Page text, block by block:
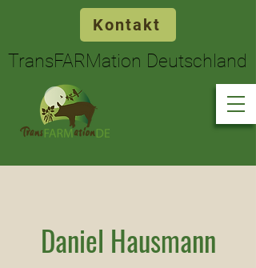
TransFARMation Deutschland
TransFARMation Deutschland
Kontakt
Daniel Hausmann